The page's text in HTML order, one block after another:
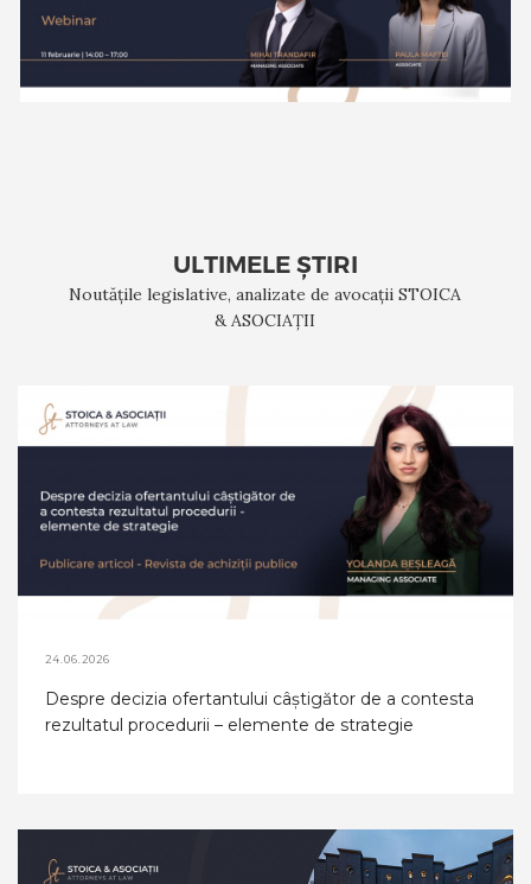
ULTIMELE ȘTIRI
Noutățile legislative, analizate de avocații STOICA
& ASOCIAȚII
24.06.2026
Despre decizia ofertantului câştigător de a contesta
rezultatul procedurii – elemente de strategie